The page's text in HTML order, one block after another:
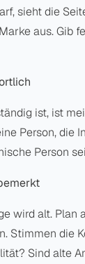
sieht die
aus. Gib
ist, ist
Person, die
Person
wird alt. Plan
Stimmen die
Sind alte